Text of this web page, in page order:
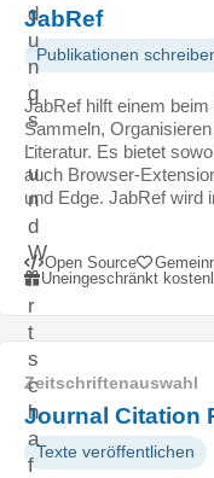
d
u
n
g
s
-
u
n
d
W
i
r
t
s
c
h
a
f
JabRef
Publikationen
JabRef hilft einem
Sammeln,
Literatur. Es bietet
auch Browser-
und Edge. JabRef wird
Open Source
Uneingeschränkt
Zeitschriftenauswahl
Journal Citation
Texte veröffentlichen